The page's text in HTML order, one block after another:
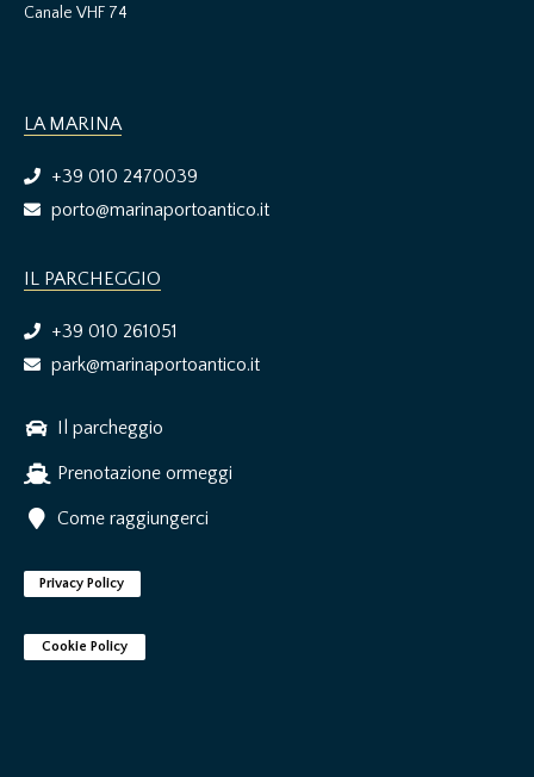
Canale VHF 74
LA MARINA
+39 010 2470039
porto@marinaportoantico.it
IL PARCHEGGIO
+39 010 261051
park@marinaportoantico.it
Il parcheggio
Prenotazione ormeggi
Come raggiungerci
Privacy Policy
Cookie Policy